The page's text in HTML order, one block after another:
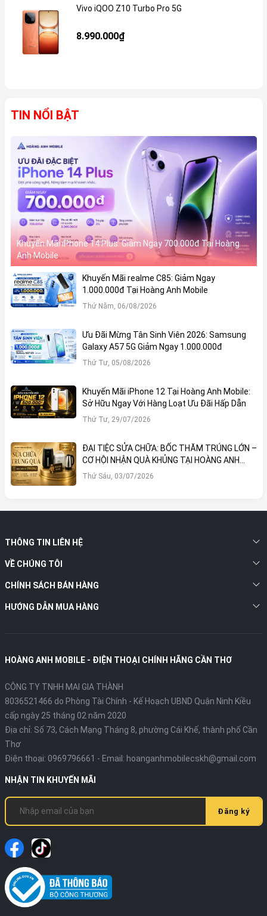
Vivo iQOO Z10 Turbo Pro 5G
8.990.000₫
TIN NỔI BẬT
Khuyến Mãi iPhone 14 Plus: Giảm Ngay 700.000đ Tại Hoàng
Anh Mobile
Khuyến Mãi realme C85: Giảm Ngay
1.000.000đ Tại Hoàng Anh Mobile
Thứ Năm, 06/08/2026
Ưu Đãi Mừng Tân Sinh Viên 2026: Samsung
Galaxy A57 5G Giảm Ngay 1.000.000đ
Thứ Tư, 05/08/2026
Khuyến Mãi iPhone 12 Tại Hoàng Anh Mobile:
Sở Hữu Ngay Với Hàng Loạt Ưu Đãi Hấp Dẫn
Thứ Tư, 29/07/2026
ĐẠI TIỆC SỬA CHỮA: BỐC THĂM TRÚNG LỚN –
CƠ HỘI NHẬN QUÀ KHỦNG TẠI HOÀNG ANH
MOBILE
Thứ Sáu, 03/07/2026
THÔNG TIN LIÊN HỆ
VỀ CHÚNG TÔI
CHÍNH SÁCH BÁN HÀNG
HƯỚNG DẪN MUA HÀNG
HOÀNG ANH MOBILE - ĐIỆN THOẠI CHÍNH HÃNG CẦN THƠ
CÔNG TY TNHH MAI GIA THÀNH
8036521466 do Phòng Tài Chính - Kế Hoạch UBND Quận Ninh Kiều
cấp ngày 25 tháng 02 năm 2020
Địa chỉ: Số 73, Cách Mạng Tháng 8, phường Cái Khế, thành phố Cần
Thơ
Điện thoại: 0969796661 - Email: hoanganhmobilecskh@gmail.com
NHẬN TIN KHUYẾN MÃI
Đăng ký